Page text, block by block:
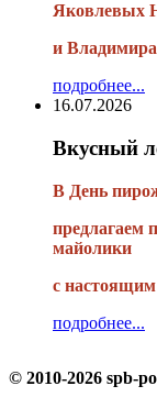
Яковлевых
и
подробнее...
16.07.2026
Вкусный
В День
предлагаем
майолики
с
подробнее...
© 2010-2026 spb-